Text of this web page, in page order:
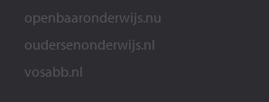
openbaaronderwijs.nu
oudersenonderwijs.nl
vosabb.nl